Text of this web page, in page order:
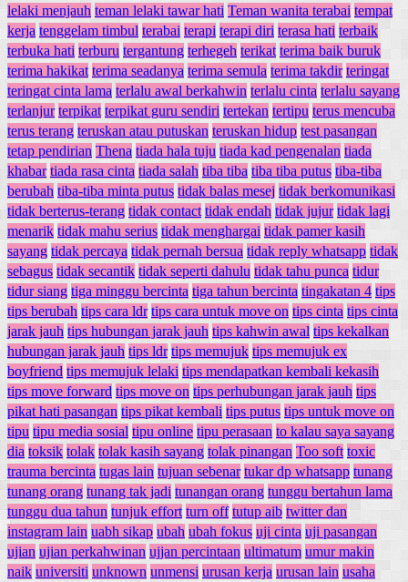
lelaki menjauh teman lelaki tawar hati Teman wanita terabai tempat
kerja tenggelam timbul terabai terapi terapi diri terasa hati terbaik
terbuka hati terburu tergantung terhegeh terikat terima baik buruk
terima hakikat terima seadanya terima semula terima takdir teringat
teringat cinta lama terlalu awal berkahwin terlalu cinta terlalu sayang
terlanjur terpikat terpikat guru sendiri tertekan tertipu terus mencuba
terus terang teruskan atau putuskan teruskan hidup test pasangan
tetap pendirian Thena tiada hala tuju tiada kad pengenalan tiada
khabar tiada rasa cinta tiada salah tiba tiba tiba tiba putus tiba-tiba
berubah tiba-tiba minta putus tidak balas mesej tidak berkomunikasi
tidak berterus-terang tidak contact tidak endah tidak jujur tidak lagi
menarik tidak mahu serius tidak menghargai tidak pamer kasih
sayang tidak percaya tidak pernah bersua tidak reply whatsapp tidak
sebagus tidak secantik tidak seperti dahulu tidak tahu punca tidur
tidur siang tiga minggu bercinta tiga tahun bercinta tingakatan 4 tips
tips berubah tips cara ldr tips cara untuk move on tips cinta tips cinta
jarak jauh tips hubungan jarak jauh tips kahwin awal tips kekalkan
hubungan jarak jauh tips ldr tips memujuk tips memujuk ex
boyfriend tips memujuk lelaki tips mendapatkan kembali kekasih
tips move forward tips move on tips perhubungan jarak jauh tips
pikat hati pasangan tips pikat kembali tips putus tips untuk move on
tipu tipu media sosial tipu online tipu perasaan to kalau saya sayang
dia toksik tolak tolak kasih sayang tolak pinangan Too soft toxic
trauma bercinta tugas lain tujuan sebenar tukar dp whatsapp tunang
tunang orang tunang tak jadi tunangan orang tunggu bertahun lama
tunggu dua tahun tunjuk effort turn off tutup aib twitter dan
instagram lain uabh sikap ubah ubah fokus uji cinta uji pasangan
ujian ujian perkahwinan ujjan percintaan ultimatum umur makin
naik universiti unknown unmensi urusan kerja urusan lain usaha